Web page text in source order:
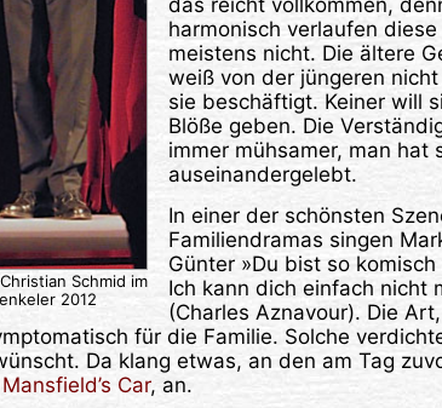
Schmid im
2012
das reicht vollkommen,
harmonisch verlaufen diese
meistens nicht. Die ältere
weiß von der jüngeren
sie beschäftigt. Keiner will
Blöße geben. Die
immer mühsamer, man hat
auseinandergelebt.
In einer der schönsten
Familiendramas singen
Günter »Du bist so
Ich kann dich einfach nicht
(Charles Aznavour). Die
für die Familie. Solche
Da klang etwas, an den am Tag
Car, an.